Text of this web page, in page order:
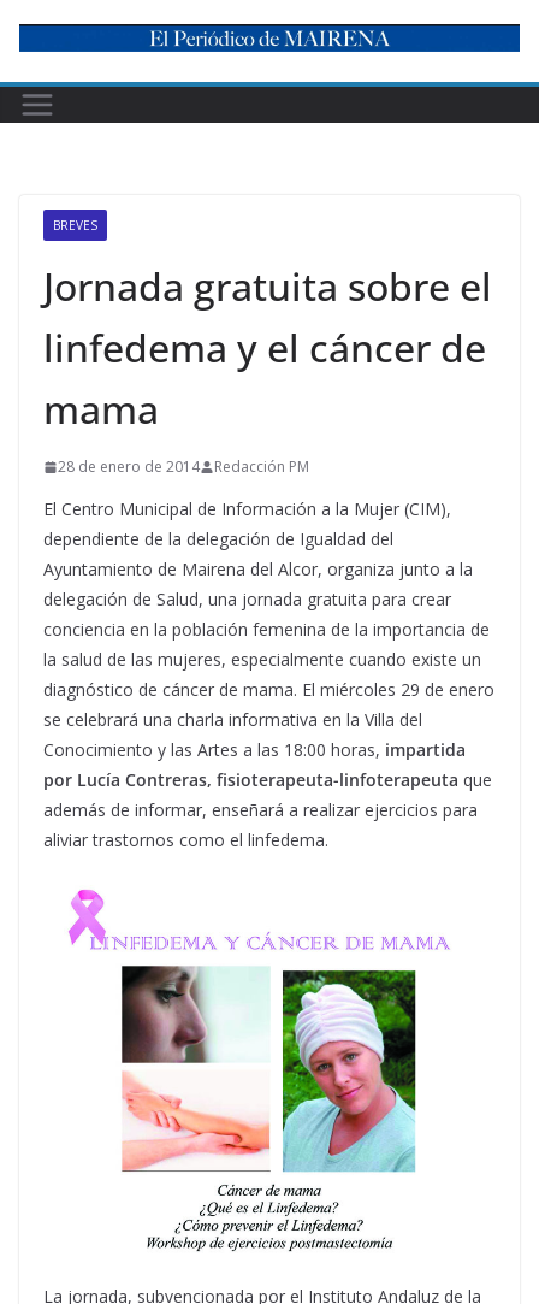
content
BREVES
Jornada gratuita sobre el
linfedema y el cáncer de
mama
28 de enero de 2014 Redacción PM
El Centro Municipal de Información a la Mujer (CIM),
dependiente de la delegación de Igualdad del
Ayuntamiento de Mairena del Alcor, organiza junto a la
delegación de Salud, una jornada gratuita para crear
conciencia en la población femenina de la importancia de
la salud de las mujeres, especialmente cuando existe un
diagnóstico de cáncer de mama. El miércoles 29 de enero
se celebrará una charla informativa en la Villa del
Conocimiento y las Artes a las 18:00 horas, impartida
por Lucía Contreras, fisioterapeuta-linfoterapeuta que
además de informar, enseñará a realizar ejercicios para
aliviar trastornos como el linfedema.
La jornada, subvencionada por el Instituto Andaluz de la